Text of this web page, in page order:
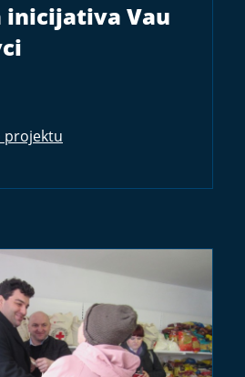
inicijativa Vau
projektu